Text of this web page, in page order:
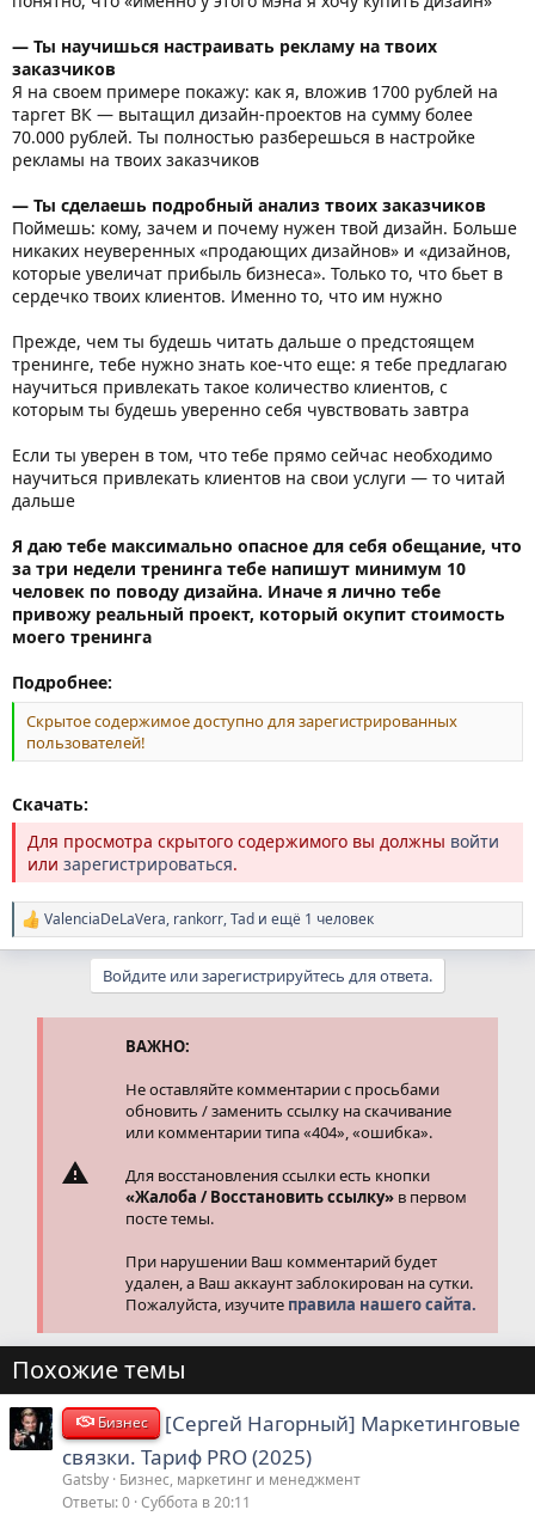
— Ты научишься настраивать рекламу на твоих
заказчиков
Я на своем примере покажу: как я, вложив 1700 рублей на
таргет ВК — вытащил дизайн-проектов на сумму более
70.000 рублей. Ты полностью разберешься в настройке
рекламы на твоих заказчиков
— Ты сделаешь подробный анализ твоих заказчиков
Поймешь: кому, зачем и почему нужен твой дизайн. Больше
никаких неуверенных «продающих дизайнов» и «дизайнов,
которые увеличат прибыль бизнеса». Только то, что бьет в
сердечко твоих клиентов. Именно то, что им нужно
Прежде, чем ты будешь читать дальше о предстоящем
тренинге, тебе нужно знать кое-что еще: я тебе предлагаю
научиться привлекать такое количество клиентов, с
которым ты будешь уверенно себя чувствовать завтра
Если ты уверен в том, что тебе прямо сейчас необходимо
научиться привлекать клиентов на свои услуги — то читай
дальше
Я даю тебе максимально опасное для себя обещание, что
за три недели тренинга тебе напишут минимум 10
человек по поводу дизайна. Иначе я лично тебе
привожу реальный проект, который окупит стоимость
моего тренинга
Подробнее:
Скрытое содержимое доступно для зарегистрированных
пользователей!
Скачать:
Для просмотра скрытого содержимого вы должны войти
или зарегистрироваться.
Р
е
ValenciaDeLaVera, rankorr,Tad и ещё 1 человек
Войдите или зарегистрируйтесь для ответа.
ВАЖНО:
Не оставляйте комментарии с просьбами
обновить / заменить ссылку на скачивание
или комментарии типа «404», «ошибка».
Для восстановления ссылки есть кнопки
«Жалоба / Восстановить ссылку» в первом
посте темы.
При нарушении Ваш комментарий будет
удален, а Ваш аккаунт заблокирован на сутки.
Пожалуйста, изучите правила нашего сайта.
Похожие темы
Бизнес
[Сергей Нагорный] Маркетинговые
связки. Тариф PRO (2025)
Gatsby Бизнес, маркетинг и менеджмент
Ответы 0 Суббота в 20:11